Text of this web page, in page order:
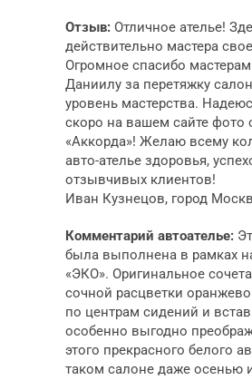
Отзыв: Отличное ателье!
действительно мастера
Огромное спасибо
Даниилу за перетяжку
уровень мастерства.
скоро на вашем сайте фото
«Аккорда»! Желаю всему
авто-ателье здоровья,
отзывчивых клиентов!
Иван Кузнецов, город
Комментарий автоателье:
была выполнена в рамках
«ЭКО». Оригинальное
сочной расцветки
по центрам сидений и
особенно выгодно
этого прекрасного белого
таком салоне даже осенью